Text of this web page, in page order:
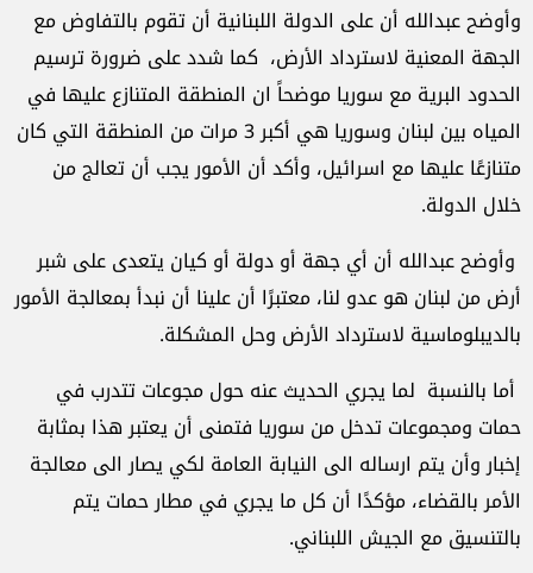
وأوضح عبدالله أن على الدولة اللبنانية أن تقوم بالتفاوض مع
الجهة المعنية لاسترداد الأرض، كما شدد على ضرورة ترسيم
الحدود البرية مع سوريا موضحاً ان المنطقة المتنازع عليها في
المياه بين لبنان وسوريا هي أكبر 3 مرات من المنطقة التي كان
متنازعًا عليها مع اسرائيل، وأكد أن الأمور يجب أن تعالج من
خلال الدولة.
وأوضح عبدالله أن أي جهة أو دولة أو كيان يتعدى على شبر
أرض من لبنان هو عدو لنا، معتبرًا أن علينا أن نبدأ بمعالجة الأمور
بالديبلوماسية لاسترداد الأرض وحل المشكلة.
أما بالنسبة لما يجري الحديث عنه حول مجوعات تتدرب في
حمات ومجموعات تدخل من سوريا فتمنى أن يعتبر هذا بمثابة
إخبار وأن يتم ارساله الى النيابة العامة لكي يصار الى معالجة
الأمر بالقضاء، مؤكدًا أن كل ما يجري في مطار حمات يتم
بالتنسيق مع الجيش اللبناني.